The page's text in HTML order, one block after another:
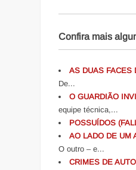
Confira mais
AS DUAS FACES
De...
O GUARDIÃO
equipe técnica,...
POSSUÍDOS
AO LADO DE UM
O outro – e...
CRIMES DE